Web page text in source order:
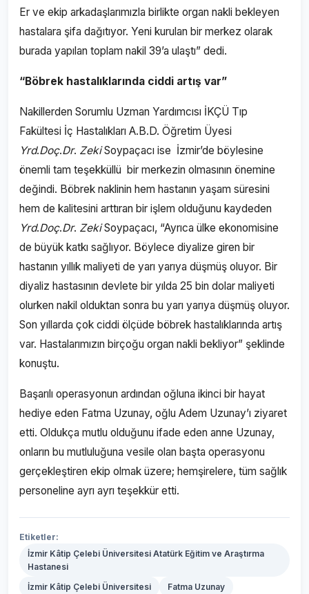
Er ve ekip arkadaşlarımızla birlikte organ nakli bekleyen
hastalara şifa dağıtıyor. Yeni kurulan bir merkez olarak
burada yapılan toplam nakil 39’a ulaştı” dedi.
“Böbrek hastalıklarında ciddi artış var”
Nakillerden Sorumlu Uzman Yardımcısı İKÇÜ Tıp
Fakültesi İç Hastalıkları A.B.D. Öğretim Üyesi
Yrd.Doç.Dr. ZekiSoypaçacı ise İzmir’de böylesine
önemli tam teşekküllü bir merkezin olmasının önemine
değindi. Böbrek naklinin hem hastanın yaşam süresini
hem de kalitesini arttıran bir işlem olduğunu kaydeden
Yrd.Doç.Dr. ZekiSoypaçacı, “Ayrıca ülke ekonomisine
de büyük katkı sağlıyor. Böylece diyalize giren bir
hastanın yıllık maliyeti de yarı yarıya düşmüş oluyor. Bir
diyaliz hastasının devlete bir yılda 25 bin dolar maliyeti
olurken nakil olduktan sonra bu yarı yarıya düşmüş oluyor.
Son yıllarda çok ciddi ölçüde böbrek hastalıklarında artış
var. Hastalarımızın birçoğu organ nakli bekliyor” şeklinde
konuştu.
Başarılı operasyonun ardından oğluna ikinci bir hayat
hediye eden Fatma Uzunay, oğlu Adem Uzunay’ı ziyaret
etti. Oldukça mutlu olduğunu ifade eden anne Uzunay,
onların bu mutluluğuna vesile olan başta operasyonu
gerçekleştiren ekip olmak üzere; hemşirelere, tüm sağlık
personeline ayrı ayrı teşekkür etti.
Etiketler:
İzmir Kâtip Çelebi Üniversitesi Atatürk Eğitim ve Araştırma
Hastanesi
İzmir Kâtip Çelebi Üniversitesi
Fatma Uzunay